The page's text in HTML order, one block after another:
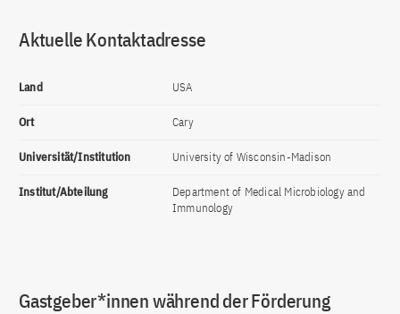
Aktuelle Kontaktadresse
Land USA
Ort Cary
Universität/Institution University of Wisconsin-Madison
Institut/Abteilung
Department of Medical Microbiology and
Immunology
Gastgeber*innen während der Förderung